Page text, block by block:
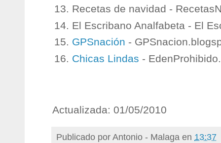
Recetas de navidad -
El Escribano Analfabeta - El
GPSnación -
Chicas Lindas -
Actualizada: 01/05/2010
Publicado porAntonio - Malaga en 13:37